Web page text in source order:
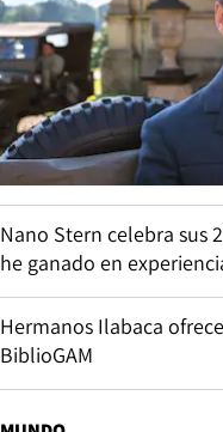
Nano Stern celebra sus
he ganado en
Hermanos Ilabaca
BiblioGAM